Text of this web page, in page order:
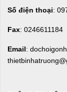
Số điện thoại:
Fax: 0246611184
Email: